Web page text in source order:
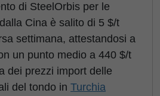
di SteelOrbis per le
Cina è salito di 5 $/t
settimana, attestandosi a
un punto medio a 440 $/t
dei prezzi import delle
del tondo in Turchia